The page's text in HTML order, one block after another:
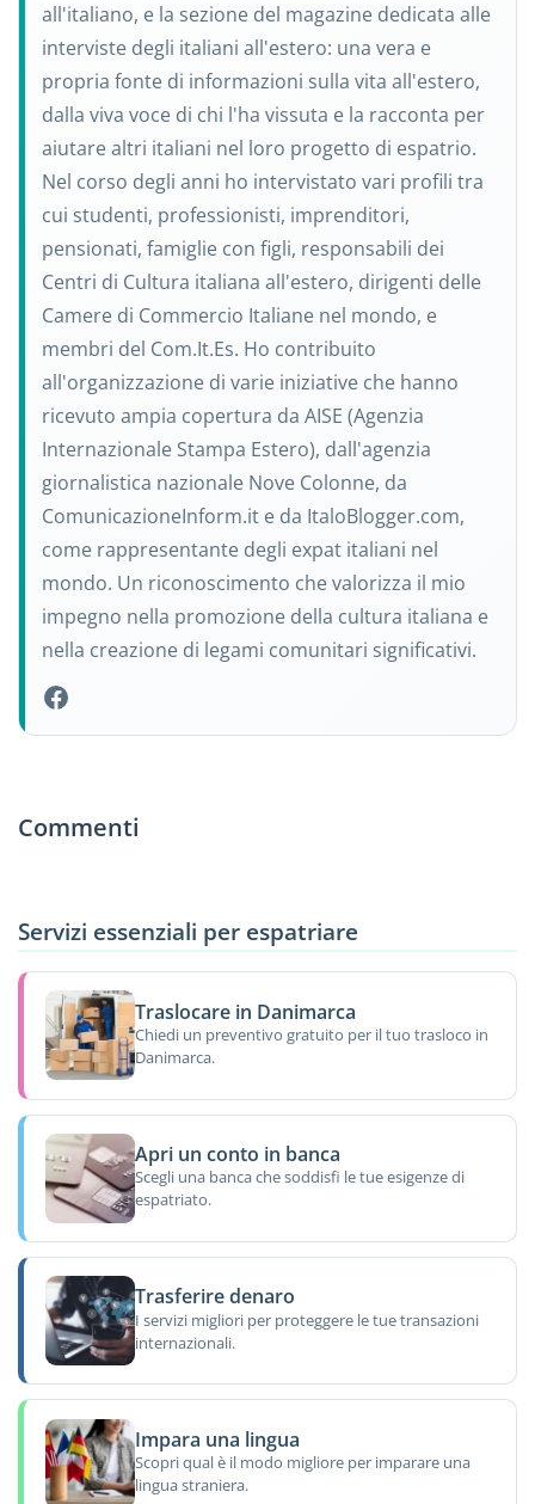
all'italiano, e la sezione del magazine dedicata alle
interviste degli italiani all'estero: una vera e
propria fonte di informazioni sulla vita all'estero,
dalla viva voce di chi l'ha vissuta e la racconta per
aiutare altri italiani nel loro progetto di espatrio.
Nel corso degli anni ho intervistato vari profili tra
cui studenti, professionisti, imprenditori,
pensionati, famiglie con figli, responsabili dei
Centri di Cultura italiana all'estero, dirigenti delle
Camere di Commercio Italiane nel mondo, e
membri del Com.It.Es. Ho contribuito
all'organizzazione di varie iniziative che hanno
ricevuto ampia copertura da AISE (Agenzia
Internazionale Stampa Estero), dall'agenzia
giornalistica nazionale Nove Colonne, da
ComunicazioneInform.it e da ItaloBlogger.com,
come rappresentante degli expat italiani nel
mondo. Un riconoscimento che valorizza il mio
impegno nella promozione della cultura italiana e
nella creazione di legami comunitari significativi.
Commenti
Servizi essenziali per espatriare
Traslocare in Danimarca
Chiedi un preventivo gratuito per il tuo trasloco in
Danimarca.
Apri un conto in banca
Scegli una banca che soddisfi le tue esigenze di
espatriato.
Trasferire denaro
I servizi migliori per proteggere le tue transazioni
internazionali.
Impara una lingua
Scopri qual è il modo migliore per imparare una
lingua straniera.